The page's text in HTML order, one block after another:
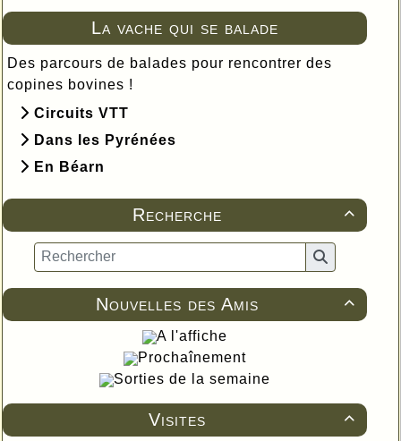
La vache qui se balade
Des parcours de balades pour rencontrer des
copines bovines !
Circuits VTT
Dans les Pyrénées
En Béarn

Recherche

Nouvelles des Amis
A l'affiche
Prochaînement
Sorties de la semaine

Visites